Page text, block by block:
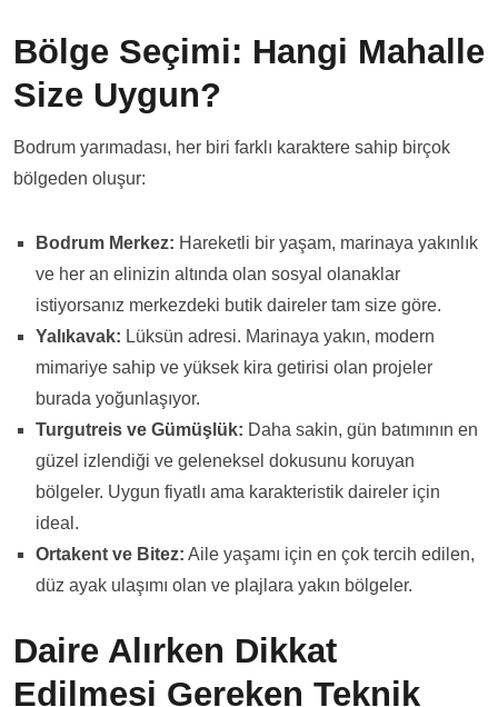
Bölge Seçimi: Hangi Mahalle
Size Uygun?
Bodrum yarımadası, her biri farklı karaktere sahip birçok
bölgeden oluşur:
Bodrum Merkez: Hareketli bir yaşam, marinaya yakınlık
ve her an elinizin altında olan sosyal olanaklar
istiyorsanız merkezdeki butik daireler tam size göre.
Yalıkavak: Lüksün adresi. Marinaya yakın, modern
mimariye sahip ve yüksek kira getirisi olan projeler
burada yoğunlaşıyor.
Turgutreis ve Gümüşlük: Daha sakin, gün batımının en
güzel izlendiği ve geleneksel dokusunu koruyan
bölgeler. Uygun fiyatlı ama karakteristik daireler için
ideal.
Ortakent ve Bitez: Aile yaşamı için en çok tercih edilen,
düz ayak ulaşımı olan ve plajlara yakın bölgeler.
Daire Alırken Dikkat
Edilmesi Gereken Teknik